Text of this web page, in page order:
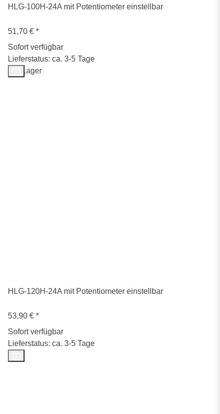
HLG-100H-24A mit Potentiometer einstellbar
51,70 € *
Sofort verfügbar
Lieferstatus: ca. 3-5 Tage
Auf Lager
HLG-120H-24A mit Potentiometer einstellbar
53,90 € *
Sofort verfügbar
Lieferstatus: ca. 3-5 Tage